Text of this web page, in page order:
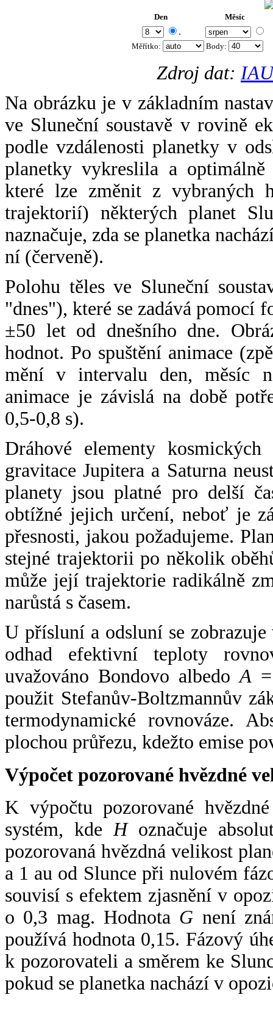
Den Měsíc
.
Měřítko: Body:
Zdroj dat:
Na obrázku je v základním
ve Sluneční soustavě v rovině
podle vzdálenosti planetky v
planetky vykreslila a
které lze změnit z vybraných
trajektorií) některých planet
naznačuje, zda se planetka
ní (červeně).
Polohu těles ve Sluneční
"dnes"), které se zadává pomocí
±50 let od dnešního dne.
hodnot. Po spuštění animace
mění v intervalu den, měsíc
animace je závislá na době
0,5-0,8 s).
Dráhové elementy
gravitace Jupitera a Saturna
planety jsou platné pro delší
obtížné jejich určení, neboť je
přesnosti, jakou požadujeme.
stejné trajektorii po několik
může její trajektorie radikálně
narůstá s časem.
U přísluní a odsluní se
odhad efektivní teploty
uvažováno Bondovo albedoA
použit Stefanův-Boltzmannův
termodynamické rovnováze.
plochou průřezu, kdežto emise
Výpočet pozorované hvězdné
K výpočtu pozorované
systém, kde Hoznačuje
pozorovaná hvězdná velikost
a 1 au od Slunce při nulovém
souvisí s efektem zjasnění v
o 0,3 mag. Hodnota G není
používá hodnota 0,15. Fázový
k pozorovateli a směrem ke
pokud se planetka nachází v